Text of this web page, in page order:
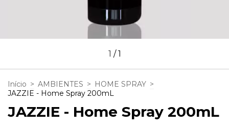
1 /1
Início > AMBIENTES > HOME SPRAY >
JAZZIE - Home Spray 200mL
JAZZIE - Home Spray 200mL